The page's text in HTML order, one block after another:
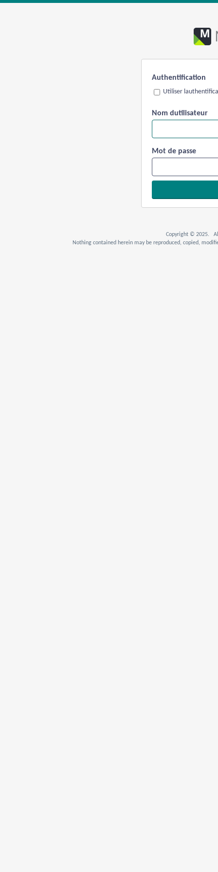
Authentification
Utiliser
Nom dutilisateur
Mot de passe
Copyright © 2025. All
Nothing contained herein may be reproduced, copied,